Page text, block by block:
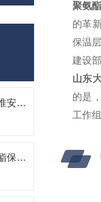
专业供热防腐保温材料 江苏淮安聚氨酯保温管生产厂家
专业防腐保温厂家 淮安聚氨酯保温管规格 国标保温管
聚氨
的革
保温
建设
山东
的是
工作